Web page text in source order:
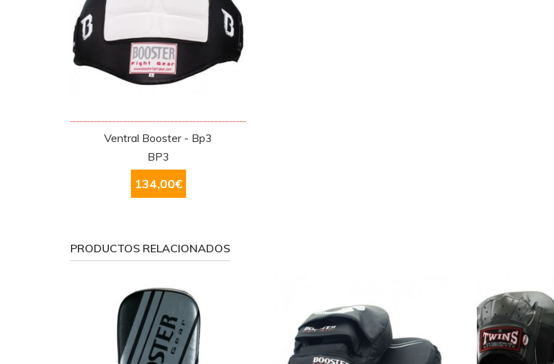
Ventral Booster - Bp3
BP3
134,00€
PRODUCTOS RELACIONADOS